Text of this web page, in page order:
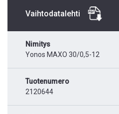
Vaihtodatalehti
Nimitys
Yonos MAXO 30/0,5-12
Tuotenumero
2120644